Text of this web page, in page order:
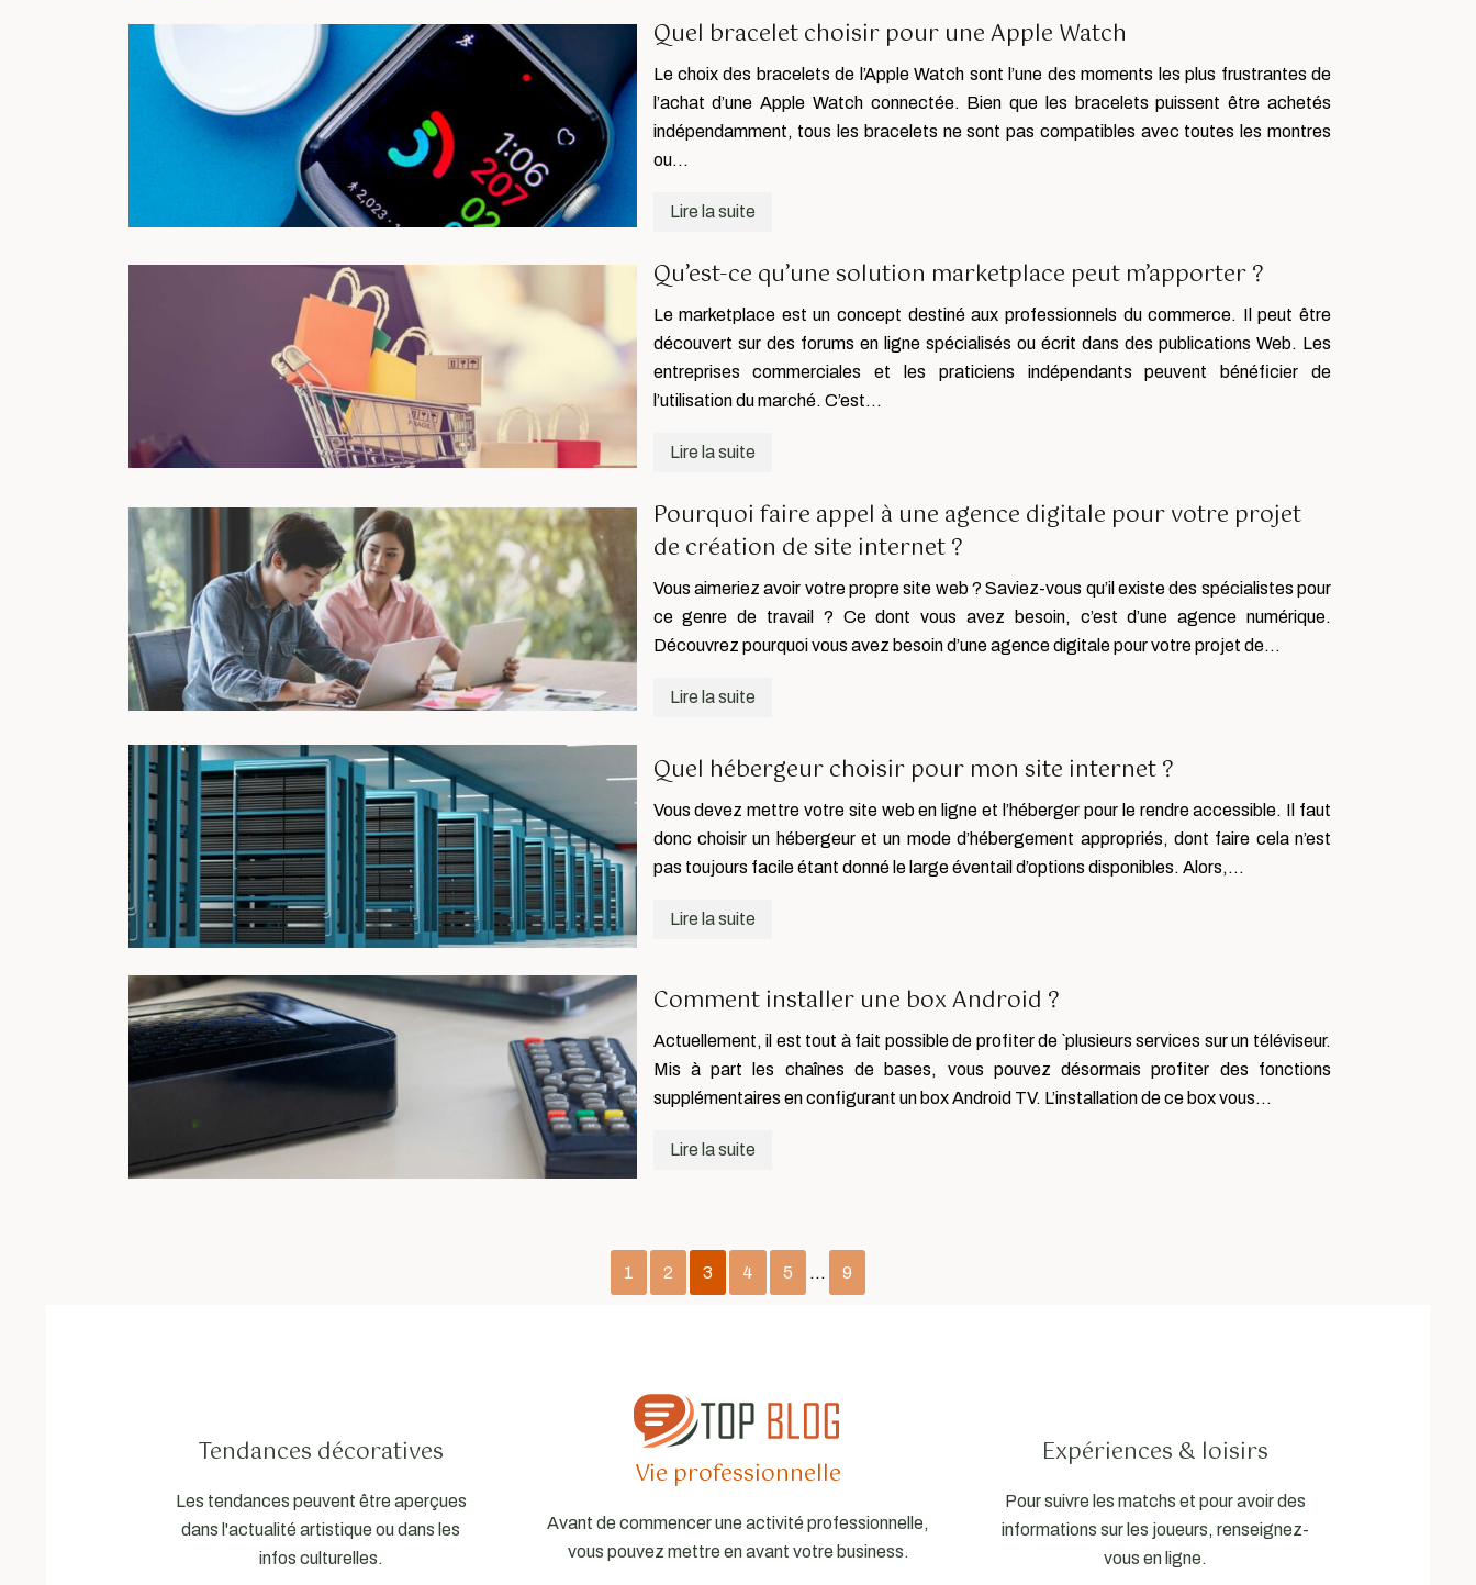
Quel bracelet choisir pour une Apple Watch
Le choix des bracelets de l’Apple Watch sont l’une des moments les plus frustrantes de
l’achat d’une Apple Watch connectée. Bien que les bracelets puissent être achetés
indépendamment, tous les bracelets ne sont pas compatibles avec toutes les montres
ou…
Lire la suite
Qu’est-ce qu’une solution marketplace peut m’apporter ?
Le marketplace est un concept destiné aux professionnels du commerce. Il peut être
découvert sur des forums en ligne spécialisés ou écrit dans des publications Web. Les
entreprises commerciales et les praticiens indépendants peuvent bénéficier de
l’utilisation du marché. C’est…
Lire la suite
Pourquoi faire appel à une agence digitale pour votre projet
de création de site internet ?
Vous aimeriez avoir votre propre site web ? Saviez-vous qu’il existe des spécialistes pour
ce genre de travail ? Ce dont vous avez besoin, c’est d’une agence numérique.
Découvrez pourquoi vous avez besoin d’une agence digitale pour votre projet de…
Lire la suite
Quel hébergeur choisir pour mon site internet ?
Vous devez mettre votre site web en ligne et l’héberger pour le rendre accessible. Il faut
donc choisir un hébergeur et un mode d’hébergement appropriés, dont faire cela n’est
pas toujours facile étant donné le large éventail d’options disponibles. Alors,…
Lire la suite
Comment installer une box Android ?
Actuellement, il est tout à fait possible de profiter de `plusieurs services sur un téléviseur.
Mis à part les chaînes de bases, vous pouvez désormais profiter des fonctions
supplémentaires en configurant un box Android TV. L’installation de ce box vous…
Lire la suite
1 2 3 4 5 … 9
Tendances décoratives
Les tendances peuvent être aperçues
dans l'actualité artistique ou dans les
infos culturelles.
Vie professionnelle
Avant de commencer une activité professionnelle,
vous pouvez mettre en avant votre business.
Expériences & loisirs
Pour suivre les matchs et pour avoir des
informations sur les joueurs, renseignez-
vous en ligne.